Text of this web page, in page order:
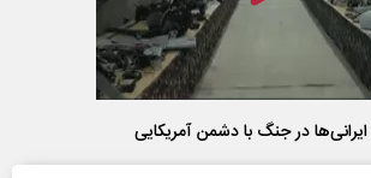
در جنگ با دشمن آمریکایی